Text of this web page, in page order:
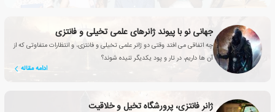
جهانی نو با پیوند ژانرهای علمی تخیلی و فانتزی
چه اتفاقی می افتد وقتی دو ژانر علمی تخیلی و فانتزی، و انتظارات متفاوتی که از
آن ها داریم، در تار و پود یکدیگر تنیده شوند؟
ادامه مقاله
ژانر فانتزی، پرورشگاه تخیل و خلاقیت